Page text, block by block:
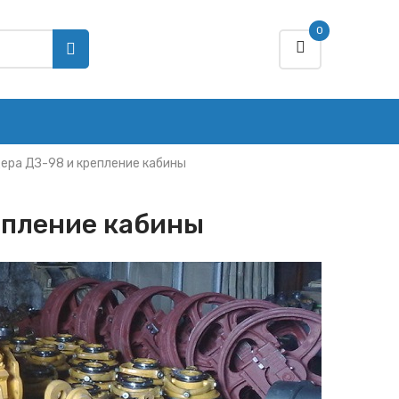
0
ДЗ-98 и крепление кабины
кабины